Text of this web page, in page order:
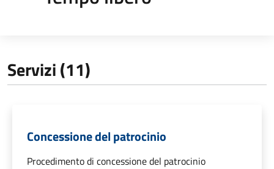
Servizi (11)
Concessione del patrocinio
Procedimento di concessione del patrocinio